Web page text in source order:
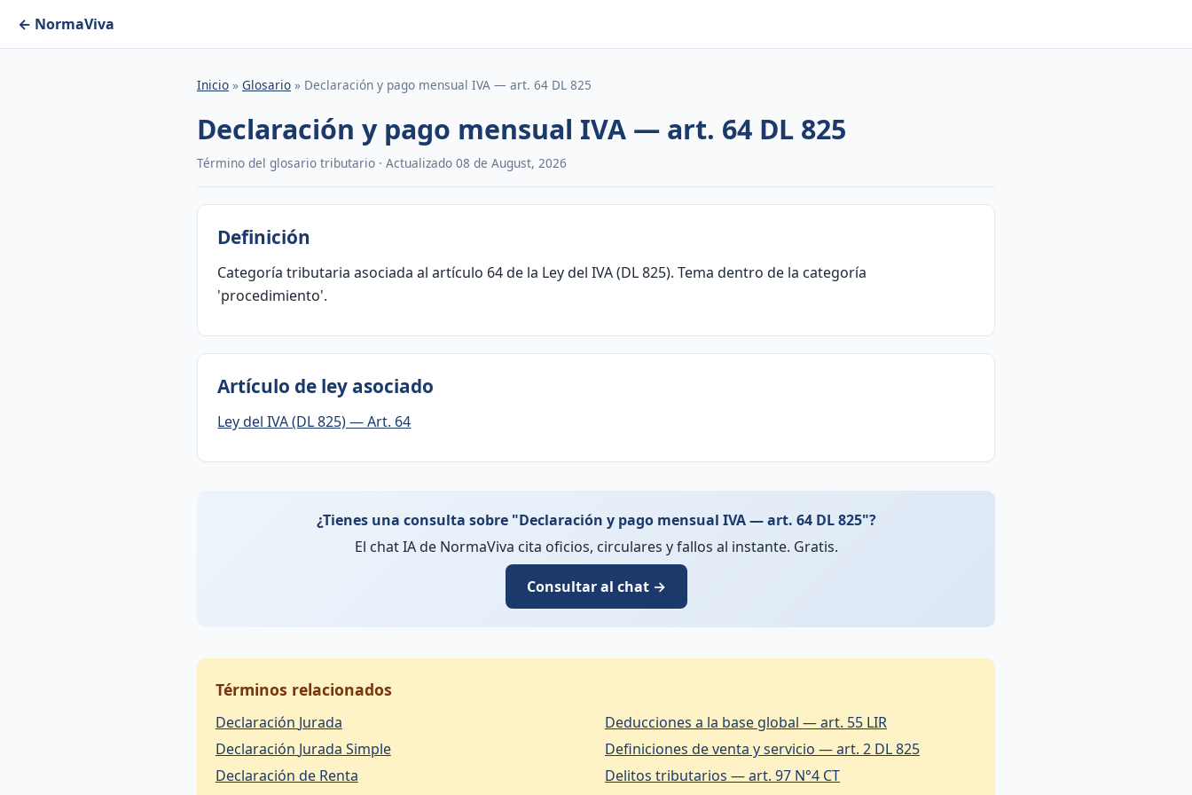
← NormaViva
Inicio » Glosario » Declaración y pago mensual IVA — art. 64 DL 825
Declaración y pago mensual IVA — art. 64 DL 825
Término del glosario tributario · Actualizado 08 de August, 2026
Definición
Categoría tributaria asociada al artículo 64 de la Ley del IVA (DL 825). Tema dentro de la categoría
'procedimiento'.
Artículo de ley asociado
Ley del IVA (DL 825) — Art. 64
¿Tienes una consulta sobre "Declaración y pago mensual IVA — art. 64 DL 825"?
El chat IA de NormaViva cita oficios, circulares y fallos al instante. Gratis.
Consultar al chat →
Términos relacionados
Declaración Jurada
Declaración Jurada Simple
Declaración de Renta
Deducciones a la base global — art. 55 LIR
Definiciones de venta y servicio — art. 2 DL 825
Delitos tributarios — art. 97 N°4 CT